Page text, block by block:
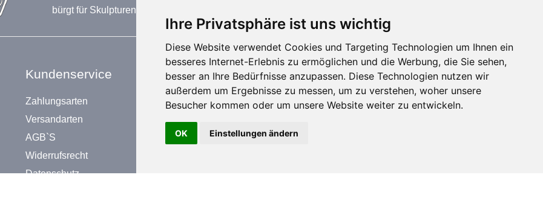
Ihre Privatsphäre ist uns wichtig
Diese Website verwendet Cookies und Targeting Technologien um Ihnen ein
besseres Internet-Erlebnis zu ermöglichen und die Werbung, die Sie sehen,
besser an Ihre Bedürfnisse anzupassen. Diese Technologien nutzen wir
außerdem um Ergebnisse zu messen, um zu verstehen, woher unsere
Besucher kommen oder um unsere Website weiter zu entwickeln.
OK Einstellungen ändern
bürgt für Skulpturen höchster Qualität! Eine der führenden Werkstätten in der Holzschnitzkunst.
Kundenservice
Zahlungsarten
Versandarten
AGB`S
Widerrufsrecht
Datenschutz
Informationen
Die Firma
Zahlungsarten